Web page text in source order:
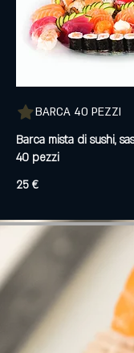
BARCA 40 PEZZI
Barca mista di sushi,
40 pezzi
25 €